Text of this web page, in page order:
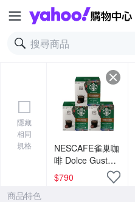
隱藏
相同
規格
NESCAFE雀巢咖
啡 Dolce Gusto
星巴克家常美式
咖啡膠囊12顆x3
$790
商品特色